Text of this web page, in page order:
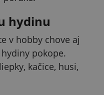
hydinu
v hobby chove aj
pokope.
kačice, husi,